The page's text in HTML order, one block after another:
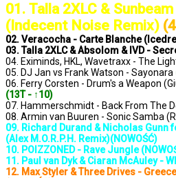
01. Talla 2XLC &
(Indecent Noise Remix)
02. Veracocha - Carte Blanche
03. Talla 2XLC & Absolom & IVD -
04. Eximinds, HKL, Wavetraxx - The
05. DJ Jan vs Frank Watson - Sayonara
06. Ferry Corsten - Drum's a Weapon
(13T - ↑10)
07. Hammerschmidt - Back From The
08. Armin van Buuren - Sonic Samba
09. Richard Durand & Nicholas Gunn
(Alex M.O.R.P.H. Remix)(NOWOŚĆ)
10. POIZZONED - Rave Jungle
11. Paul van Dyk & Ciaran McAuley -
12. Max Styler & Three Drives -